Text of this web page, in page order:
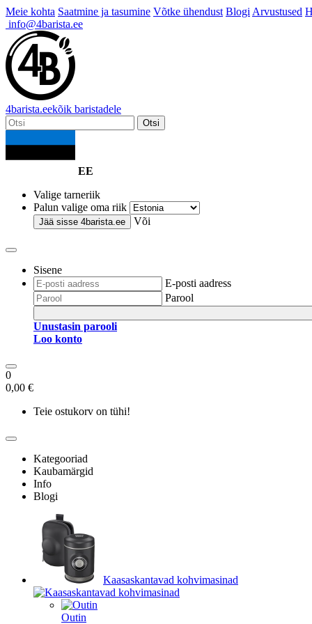
Meie kohta Saatmine ja tasumine Võtke ühendust Blogi Arvustused
info@4barista.ee
4barista.eekõik baristadele
Otsi
EE
Valige tarneriik
Palun valige oma riik
Jää sisse 4barista.ee Või
Sisene
E-posti aadress
Parool
Unustasin parooli
Loo konto
0
0,00 €
Teie ostukorv on tühi!
Kategooriad
Kaubamärgid
Info
Blogi
Kaasaskantavad kohvimasinad
Outin